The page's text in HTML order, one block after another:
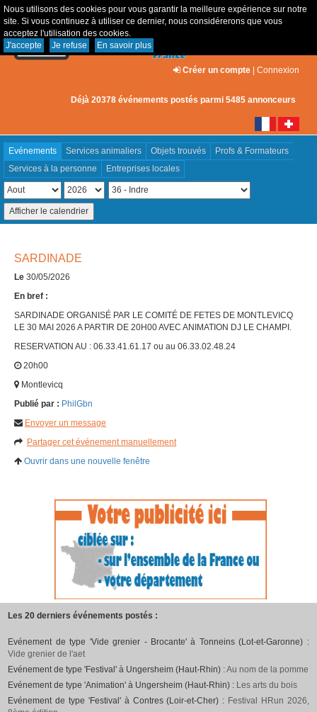
Nous utilisons des cookies pour vous garantir la meilleure expérience sur notre
site. Si vous continuez à utiliser ce dernier, nous considérerons que vous
acceptez l'utilisation des cookies.
J'accepte
Je refuse En savoir plus
Créer un compte | Connexion
Déjà 20378 événements postés parmi 5485 annonceurs
Evénements Services animaliers Objets trouvés
Profs & Formateurs
Services à la personne
Entreprises locales
SARDINADE
Le 30/05/2026
En bref :
SARDINADE ORGANISÉ PAR LE COMITÉ DE FETES DE MONTLEVICQ
LE 30 MAI 2026 A PARTIR DE 20H00 AVEC ANIMATION DJ LE CHAMPI.
RESERVATION AU : 06.33.41.61.17 ou au 06.33.02.48.24
20h00
Montlevicq
Publié par : PhilGbn
Envoyer un message
Partager cet événement manuellement
Ouvrir dans une nouvelle fenêtre
Les 20 derniers événements postés :
Evénement de type 'Vide grenier - Brocante' à Tonneins (Lot-et-Garonne) :
Vide grenier de l'aet
Evénement de type 'Festival' à Ungersheim (Haut-Rhin) :Au nom de la pomme
Evénement de type 'Animation' à Ungersheim (Haut-Rhin) : Les arts du bois
Evénement de type 'Festival' à Contres (Loir-et-Cher) : Festival HRun 2026,